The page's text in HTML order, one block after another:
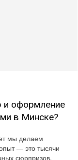
и оформление
в Минске?
мы делаем
— это тысячи
сюрпризов,